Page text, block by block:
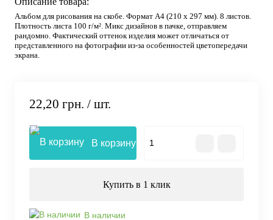
Альбом для рисования на скобе. Формат А4 (210 х 297 мм). 8 листов.
Плотность листа 100 г/м². Микс дизайнов в пачке, отправляем
рандомно. Фактический оттенок изделия может отличаться от
представленного на фотографии из-за особенностей цветопередачи
экрана.
22,20 грн. / шт.
В корзину
Купить в 1 клик
В наличии